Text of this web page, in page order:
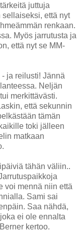
juttuja
sellaiseksi, että nyt
renkaan.
Myös jarrutusta ja
että nyt se MM-
ja reilusti! Jännä
Neljän
merkittävästi.
että sekunnin
tämän
toki jälleen
matkaan
tähän väliin..
voi mennä niin että
Sami sai
Saa nähdä,
ei ole ennalta
kertoo.